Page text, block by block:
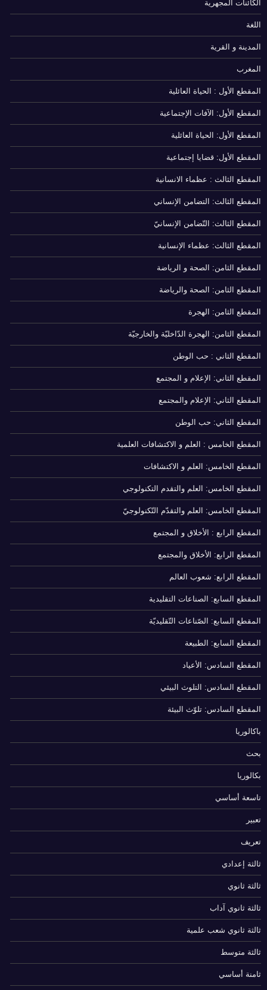
الكائنات المجهرية
اللغة
المدينة و القرية
المغرب
المقطع الأول : الحياة العائلية
المقطع الأول: الآفات الإجتماعية
المقطع الأول: الحياة العائلية
المقطع الأول: قضايا إجتماعية
المقطع الثالث : عظماء الانسانية
المقطع الثالث: التضامن الإنساني
المقطع الثالث: التّضامن الإنسانيّ
المقطع الثالث: عظماء الإنسانية
المقطع الثامن: الصحة و الرياضة
المقطع الثامن: الصحة والرياضة
المقطع الثامن: الهجرة
المقطع الثامن: الهجرة الدّاخليّة والخارجيّة
المقطع الثاني : حب الوطن
المقطع الثاني: الإعلام و المجتمع
المقطع الثاني: الإعلام والمجتمع
المقطع الثاني: حب الوطن
المقطع الخامس : العلم و الاكتشافات العلمية
المقطع الخامس: العلم و الاكتشافات
المقطع الخامس: العلم والتقدم التكنولوجي
المقطع الخامس: العلم والتقدّم التّكنولوجيّ
المقطع الرابع : الأخلاق و المجتمع
المقطع الرابع: الأخلاق والمجتمع
المقطع الرابع: شعوب العالم
المقطع السابع: الصناعات التقليدية
المقطع السابع: الصّناعات التّقليديّة
المقطع السابع: الطبيعة
المقطع السادس: الأعياد
المقطع السادس: التلوث البيئي
المقطع السادس: تلوّث البيئة
باكالوريا
بحث
بكالوريا
تاسعة أساسي
تعبير
تعريف
ثالثة إعدادي
ثالثة ثانوي
ثالثة ثانوي آداب
ثالثة ثانوي شعب علمية
ثالثة متوسط
ثامنة أساسي